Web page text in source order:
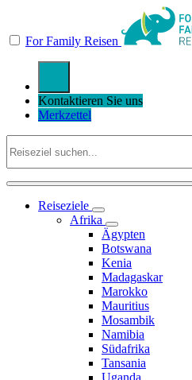
For Family Reisen
Kontaktieren Sie uns
Merkzettel
Reiseziele
Afrika
Ägypten
Botswana
Kenia
Madagaskar
Marokko
Mauritius
Mosambik
Namibia
Südafrika
Tansania
Uganda